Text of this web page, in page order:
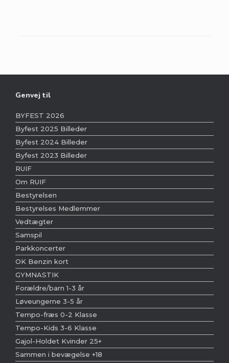
Genvej til
BYFEST 2026
Byfest 2025 Billeder
Byfest 2024 Billeder
Byfest 2023 Billeder
RUIF
Om RUIF
Bestyrelsen
Bestyrelses Medlemmer
Vedtægter
Samspil
Parkkoncerter
OK Benzin kort
GYMNASTIK
Forældre/barn 1-3 år
Løveungerne 3-5 år
Tempo-fræs 0-2 Klasse
Tempo-Kids 3-6 Klasse
Gajol-Holdet Kvinder 25+
Sammen i bevægelse +18